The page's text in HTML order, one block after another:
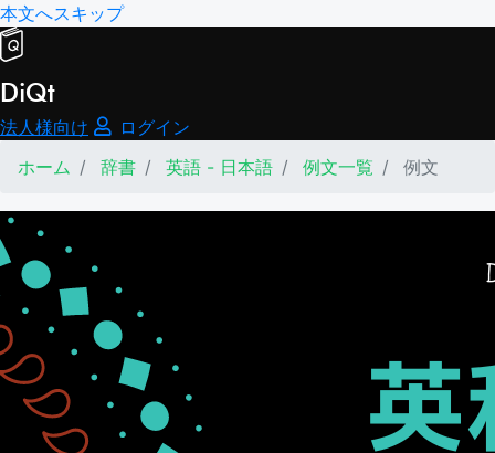
本文へスキップ
DiQt
法人様向け
ログイン
ホーム
辞書 英語 - 日本語 例文一覧 例文